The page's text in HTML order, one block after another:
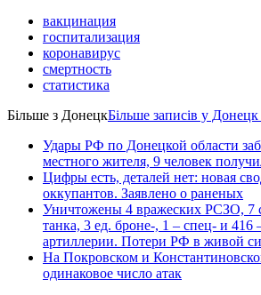
вакцинация
госпитализация
коронавирус
смертность
статистика
Більше з ДонецкБільше записів у Донецк
Удары РФ по Донецкой области
местного жителя, 9 человек
Цифры есть, деталей нет: новая
оккупантов. Заявлено о раненых
Уничтожены 4 вражеских РСЗО, 7
танка, 3 ед. броне-, 1 – спец- и 416
артиллерии. Потери РФ в живой
На Покровском и
одинаковое число атак